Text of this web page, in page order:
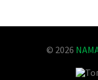
© 2026